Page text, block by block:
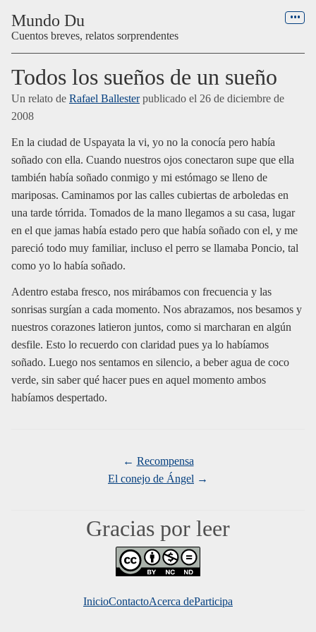
Mundo Du
Cuentos breves, relatos sorprendentes
Menú
Todos los sueños de un sueño
Un relato de Rafael Ballesterpublicado el 26 de diciembre de
2008
En la ciudad de Uspayata la vi, yo no la conocía pero había
soñado con ella. Cuando nuestros ojos conectaron supe que ella
también había soñado conmigo y mi estómago se lleno de
mariposas. Caminamos por las calles cubiertas de arboledas en
una tarde tórrida. Tomados de la mano llegamos a su casa, lugar
en el que jamas había estado pero que había soñado con el, y me
pareció todo muy familiar, incluso el perro se llamaba Poncio, tal
como yo lo había soñado.
Adentro estaba fresco, nos mirábamos con frecuencia y las
sonrisas surgían a cada momento. Nos abrazamos, nos besamos y
nuestros corazones latieron juntos, como si marcharan en algún
desfile. Esto lo recuerdo con claridad pues ya lo habíamos
soñado. Luego nos sentamos en silencio, a beber agua de coco
verde, sin saber qué hacer pues en aquel momento ambos
habíamos despertado.
Recompensa
El conejo de Ángel
Gracias por leer
InicioContactoAcerca deMundo Du
Participa